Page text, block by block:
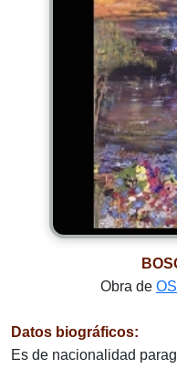
Obra de
Datos biográficos:
Es de nacionalidad